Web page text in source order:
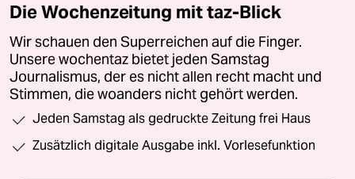
Die Wochenzeitung mit taz-Blick
Wir schauen den Superreichen auf die Finger.
Unsere wochentaz bietet jeden Samstag
Journalismus, der es nicht allen recht macht und
Stimmen, die woanders nicht gehört werden.
Jeden Samstag als gedruckte Zeitung frei Haus
Zusätzlich digitale Ausgabe inkl. Vorlesefunktion